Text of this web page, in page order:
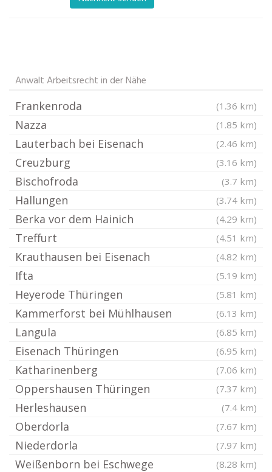
Anwalt Arbeitsrecht in der Nähe
Frankenroda (1.36 km)
Nazza (1.85 km)
Lauterbach bei Eisenach (2.46 km)
Creuzburg (3.16 km)
Bischofroda (3.7 km)
Hallungen (3.74 km)
Berka vor dem Hainich (4.29 km)
Treffurt (4.51 km)
Krauthausen bei Eisenach (4.82 km)
Ifta (5.19 km)
Heyerode Thüringen (5.81 km)
Kammerforst bei Mühlhausen (6.13 km)
Langula (6.85 km)
Eisenach Thüringen (6.95 km)
Katharinenberg (7.06 km)
Oppershausen Thüringen (7.37 km)
Herleshausen (7.4 km)
Oberdorla (7.67 km)
Niederdorla (7.97 km)
Weißenborn bei Eschwege (8.28 km)